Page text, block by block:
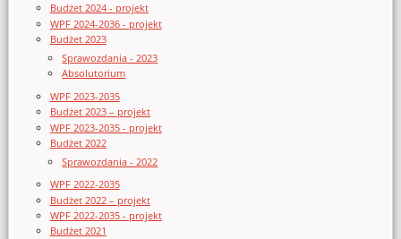
Budżet 2024 - projekt
WPF 2024-2036 - projekt
Budżet 2023
Sprawozdania - 2023
Absolutorium
WPF 2023-2035
Budżet 2023 – projekt
WPF 2023-2035 - projekt
Budżet 2022
Sprawozdania - 2022
WPF 2022-2035
Budżet 2022 – projekt
WPF 2022-2035 - projekt
Budżet 2021